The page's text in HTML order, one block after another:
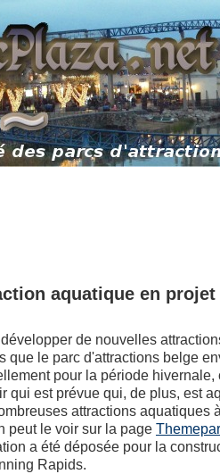
aquatique en projet
de nouvelles
que le parc d'attractions belge
pour la période hivernale,
qui est prévue qui, de plus, est
attractions aquatiques
peut le voir sur la page
a été déposée pour la
Rapids.